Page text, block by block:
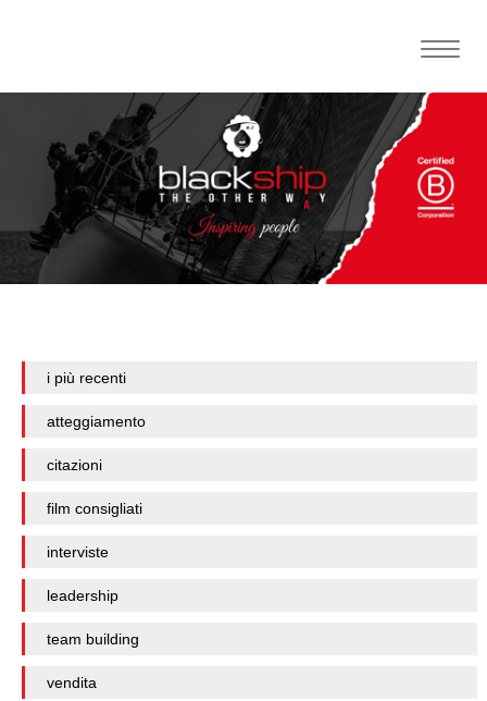
Toggle
i più recenti
atteggiamento
citazioni
film consigliati
interviste
leadership
team building
vendita